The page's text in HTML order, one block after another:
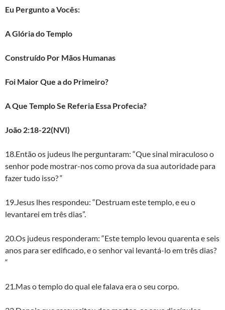
Eu Pergunto a Vocês:
A Glória do Templo
Construído Por Mãos Humanas
Foi Maior Que a do Primeiro?
A Que Templo Se Referia Essa Profecia?
João 2:18-22(NVI)
18.Então os judeus lhe perguntaram: “Que sinal miraculoso o
senhor pode mostrar-nos como prova da sua autoridade para
fazer tudo isso? “
19.Jesus lhes respondeu: “Destruam este templo, e eu o
levantarei em três dias”.
20.Os judeus responderam: “Este templo levou quarenta e seis
anos para ser edificado, e o senhor vai levantá-lo em três dias?
“
21.Mas o templo do qual ele falava era o seu corpo.